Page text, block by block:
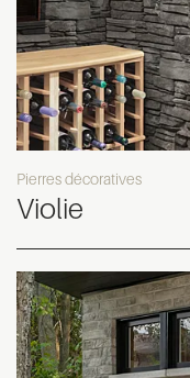
Pierres décoratives
Violie